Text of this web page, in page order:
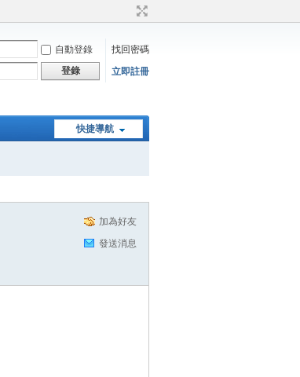
自動登錄
找回密碼
登錄 立即註冊
快捷導航
加為好友
發送消息